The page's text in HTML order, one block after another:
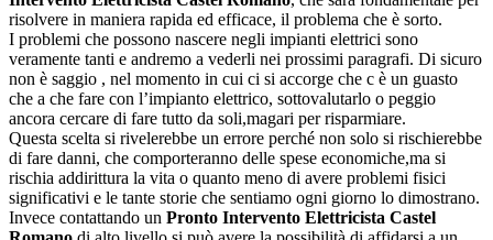
risolvere in maniera rapida ed efficace, il problema che è sorto.
I problemi che possono nascere negli impianti elettrici sono
veramente tanti e andremo a vederli nei prossimi paragrafi. Di sicuro
non è saggio , nel momento in cui ci si accorge che c è un guasto
che a che fare con l’impianto elettrico, sottovalutarlo o peggio
ancora cercare di fare tutto da soli,magari per risparmiare.
Questa scelta si rivelerebbe un errore perché non solo si rischierebbe
di fare danni, che comporteranno delle spese economiche,ma si
rischia addirittura la vita o quanto meno di avere problemi fisici
significativi e le tante storie che sentiamo ogni giorno lo dimostrano.
Invece contattando un Pronto Intervento Elettricista Castel